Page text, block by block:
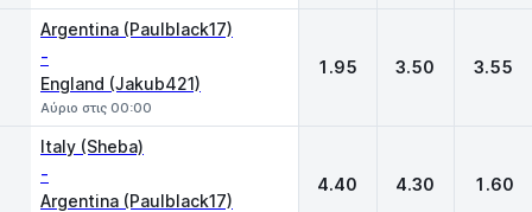
Argentina (Paulblack17)
-
England (Jakub421)
Αύριο στις 00:00
1.95 3.50 3.55
Italy (Sheba)
-
Argentina (Paulblack17)
4.40 4.30 1.60